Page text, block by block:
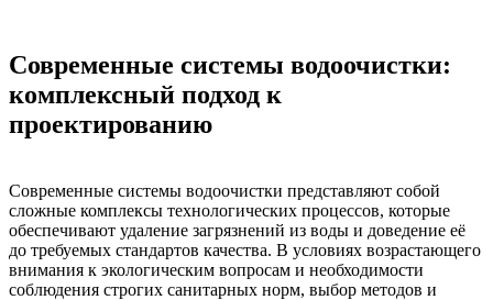
Современные системы водоочистки:
комплексный подход к
проектированию
Современные системы водоочистки представляют собой
сложные комплексы технологических процессов, которые
обеспечивают удаление загрязнений из воды и доведение её
до требуемых стандартов качества. В условиях возрастающего
внимания к экологическим вопросам и необходимости
соблюдения строгих санитарных норм, выбор методов и